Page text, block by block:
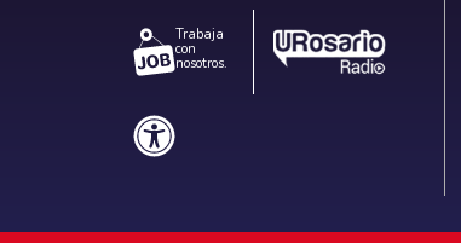
Trabaja
con
nosotros.